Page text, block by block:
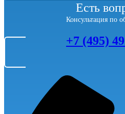
Есть
Консультация по
+7 (495)